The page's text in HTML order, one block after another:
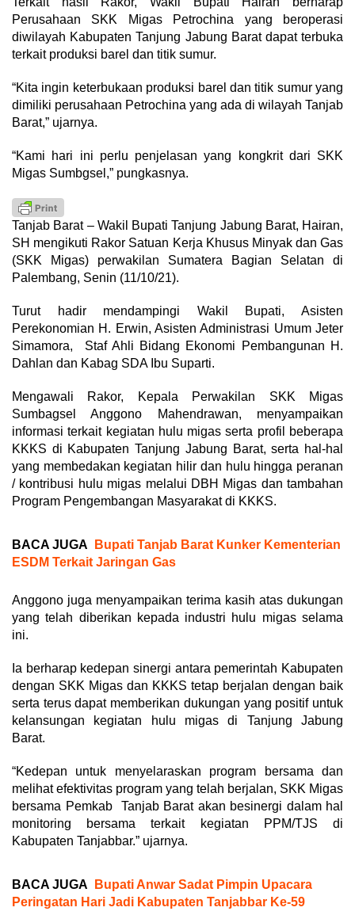
Perusahaan SKK Migas Petrochina yang beroperasi
diwilayah Kabupaten Tanjung Jabung Barat dapat terbuka
terkait produksi barel dan titik sumur.
“Kita ingin keterbukaan produksi barel dan titik sumur yang
dimiliki perusahaan Petrochina yang ada di wilayah Tanjab
Barat,” ujarnya.
“Kami hari ini perlu penjelasan yang kongkrit dari SKK
Migas Sumbgsel,” pungkasnya.
Tanjab Barat – Wakil Bupati Tanjung Jabung Barat, Hairan,
SH mengikuti Rakor Satuan Kerja Khusus Minyak dan Gas
(SKK Migas) perwakilan Sumatera Bagian Selatan di
Palembang, Senin (11/10/21).
Turut hadir mendampingi Wakil Bupati, Asisten
Perekonomian H. Erwin, Asisten Administrasi Umum Jeter
Simamora, Staf Ahli Bidang Ekonomi Pembangunan H.
Dahlan dan Kabag SDA Ibu Suparti.
Mengawali Rakor, Kepala Perwakilan SKK Migas
Sumbagsel Anggono Mahendrawan, menyampaikan
informasi terkait kegiatan hulu migas serta profil beberapa
KKKS di Kabupaten Tanjung Jabung Barat, serta hal-hal
yang membedakan kegiatan hilir dan hulu hingga peranan
/ kontribusi hulu migas melalui DBH Migas dan tambahan
Program Pengembangan Masyarakat di KKKS.
BACA JUGA
Bupati Tanjab Barat Kunker Kementerian
ESDM Terkait Jaringan Gas
Anggono juga menyampaikan terima kasih atas dukungan
yang telah diberikan kepada industri hulu migas selama
ini.
Ia berharap kedepan sinergi antara pemerintah Kabupaten
dengan SKK Migas dan KKKS tetap berjalan dengan baik
serta terus dapat memberikan dukungan yang positif untuk
kelansungan kegiatan hulu migas di Tanjung Jabung
Barat.
“Kedepan untuk menyelaraskan program bersama dan
melihat efektivitas program yang telah berjalan, SKK Migas
bersama Pemkab Tanjab Barat akan besinergi dalam hal
monitoring bersama terkait kegiatan PPM/TJS di
Kabupaten Tanjabbar.” ujarnya.
BACA JUGA
Bupati Anwar Sadat Pimpin Upacara
Peringatan Hari Jadi Kabupaten Tanjabbar Ke-59